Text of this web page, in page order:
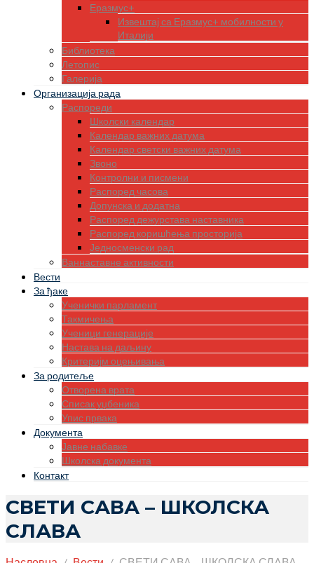
Еразмус+
Извештај са Еразмус+ мобилности у
Италији
Библиотека
Летопис
Галерија
Организација рада
Распореди
Школски календар
Календар важних датума
Календар светски важних датума
Звоно
Контролни и писмени
Распоред часова
Допунска и додатна
Распоред дежурстава наставника
Распоред коришћења просторија
Једносменски рад
Ваннаставне активности
Вести
За ђаке
Ученички парламент
Такмичења
Ученици генерације
Настава на даљину
Критеријм оцењивања
За родитеље
Отворена врата
Списак уџбеника
Упис првака
Документа
Јавне набавке
Школска документа
Контакт
СВЕТИ САВА – ШКОЛСКА
СЛАВА